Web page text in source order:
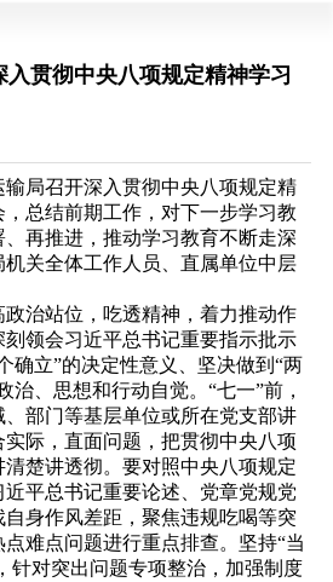
贯彻中央八项规定精神学习
局召开深入贯彻中央八项规定精
总结前期工作，对下一步学习教
再推进，推动学习教育不断走深
关全体工作人员、直属单位中层
治站位，吃透精神，着力推动作
领会习近平总书记重要指示批示
确立”的决定性意义、坚决做到“两
治、思想和行动自觉。“七一”前，
部门等基层单位或所在党支部讲
际，直面问题，把贯彻中央八项
楚讲透彻。要对照中央八项规定
平总书记重要论述、党章党规党
身作风差距，聚焦违规吃喝等突
难点问题进行重点排查。坚持“当
针对突出问题专项整治，加强制度